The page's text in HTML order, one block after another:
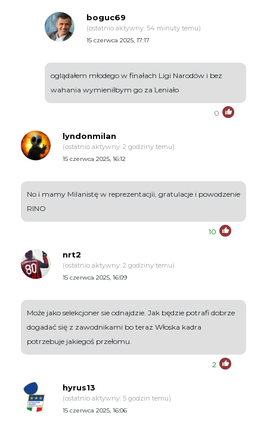
boguc69
(ostatnio aktywny: 54 minuty temu)
15 czerwca 2025, 17:17
oglądałem młodego w finałach Ligi Narodów i bez
wahania wymieniłbym go za Leniało
0
lyndonmilan
(ostatnio aktywny: 2 godziny temu)
15 czerwca 2025, 16:12
No i mamy Milanistę w reprezentacjii, gratulacje i powodzenie
RINO
10
nrt2
(ostatnio aktywny: 2 godziny temu)
15 czerwca 2025, 16:09
Może jako selekcjoner sie odnajdzie. Jak będzie potrafi dobrze
dogadać się z zawodnikami bo teraz Włoska kadra
potrzebuje jakiegoś przełomu.
2
hyrus13
(ostatnio aktywny: 5 godzin temu)
15 czerwca 2025, 16:06